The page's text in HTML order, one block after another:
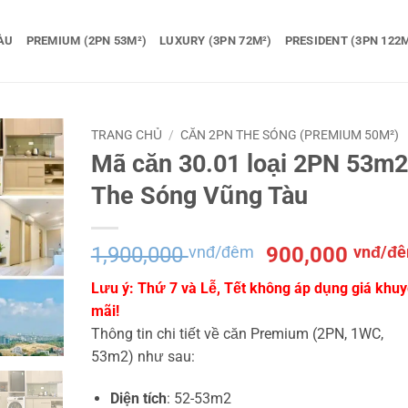
PREMIUM (2PN 53M²) LUXURY (3PN 72M²) PRESIDENT (3PN
TRANG CHỦ / CĂN 2PN THE SÓNG (PREMIUM 50M²)
Mã căn 30.01 loại 2PN 53m2
The Sóng Vũng Tàu
1,900,000vnđ/đêm
Giá
gốc
là:
đêm.
900,000 vnđ/
Lưu ý: Thứ 7 và Lễ, Tết không áp dụng giá
mãi!
Thông tin chi tiết về căn Premium (2PN, 1WC,
53m2) như sau:
Diện tích: 52-53m2